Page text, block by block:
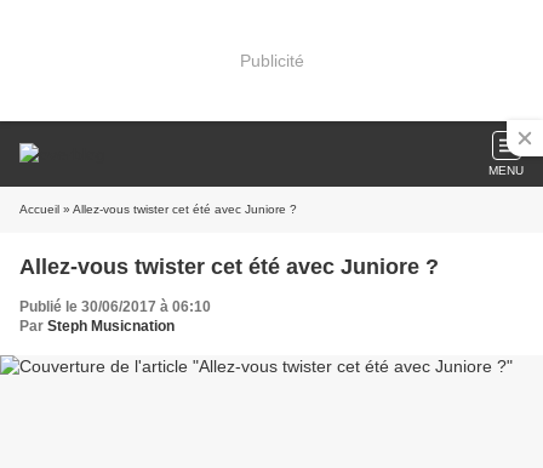
Publicité
MENU
Accueil » Allez-vous twister cet été avec Juniore ?
Allez-vous twister cet été avec Juniore ?
Publié le 30/06/2017 à 06:10
Par Steph Musicnation